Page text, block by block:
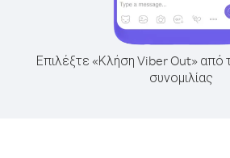
Επιλέξτε «Κλήση Viber Out» από
συνομιλίας